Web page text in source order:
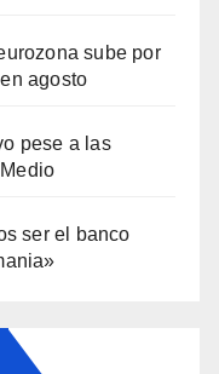
sube por
agosto
pese a las
ser el banco